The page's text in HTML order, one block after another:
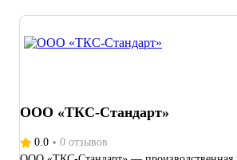
ООО «ТКС-Стандарт»
0.0
0 отзывов